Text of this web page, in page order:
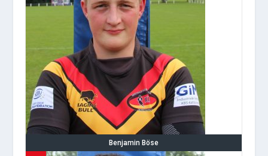
Benjamin Böse